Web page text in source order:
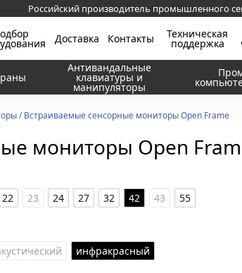
Российский производитель промышленного
Доставка Контакты Техническая
поддержка
Антивандальные
клавиатуры и
манипуляторы
/Встраиваемые сенсорные мониторы Open Frame
мониторы Open
22 23 24 27 32 42 43 55
инфракрасный